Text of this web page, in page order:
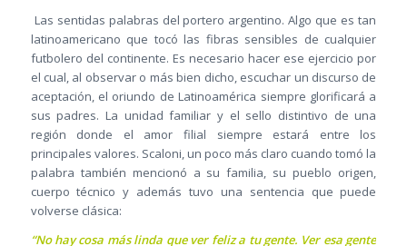
Las sentidas palabras del portero argentino. Algo que es tan
latinoamericano que tocó las fibras sensibles de cualquier
futbolero del continente. Es necesario hacer ese ejercicio por
el cual, al observar o más bien dicho, escuchar un discurso de
aceptación, el oriundo de Latinoamérica siempre glorificará a
sus padres. La unidad familiar y el sello distintivo de una
región donde el amor filial siempre estará entre los
principales valores. Scaloni, un poco más claro cuando tomó la
palabra también mencionó a su familia, su pueblo origen,
cuerpo técnico y además tuvo una sentencia que puede
volverse clásica:
“No hay cosa más linda que ver feliz a tu gente. Ver esa gente